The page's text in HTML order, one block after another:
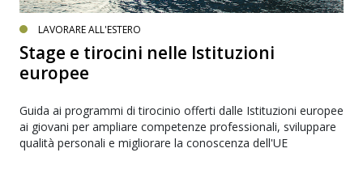
LAVORARE ALL'ESTERO
Stage e tirocini nelle Istituzioni
europee
Guida ai programmi di tirocinio offerti dalle Istituzioni europee
ai giovani per ampliare competenze professionali, sviluppare
qualità personali e migliorare la conoscenza dell'UE